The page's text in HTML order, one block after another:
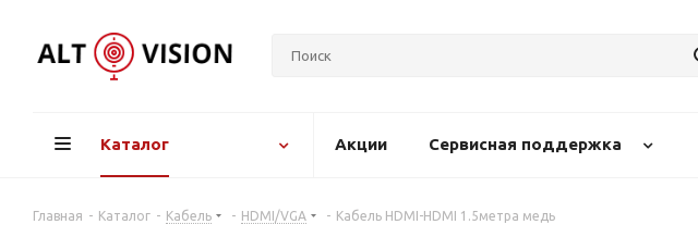
Каталог Акции Сервисная поддержка
Главная - Каталог - Кабель - HDMI/VGA - Кабель HDMI-HDMI 1.5метра медь